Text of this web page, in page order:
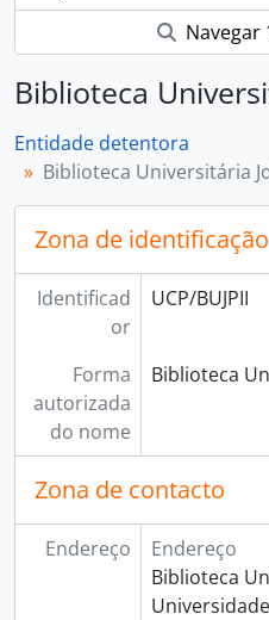
Navegar
Biblioteca
Entidade detentora
Biblioteca Universitária
Zona de identificação
Identificad
or
UCP/BUJPII
Forma
autorizada
do nome
Biblioteca
Zona de contacto
Endereço
Endereço
Biblioteca